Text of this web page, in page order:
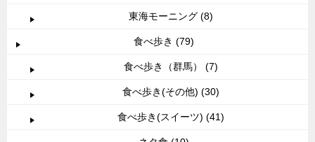
東海モーニング (8)
食べ歩き (79)
食べ歩き（群馬） (7)
食べ歩き(その他) (30)
食べ歩き(スイーツ) (41)